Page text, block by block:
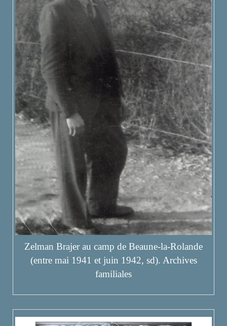
Zelman Brajer au camp de Beaune-la-Rolande
(entre mai 1941 et juin 1942, sd). Archives
familiales